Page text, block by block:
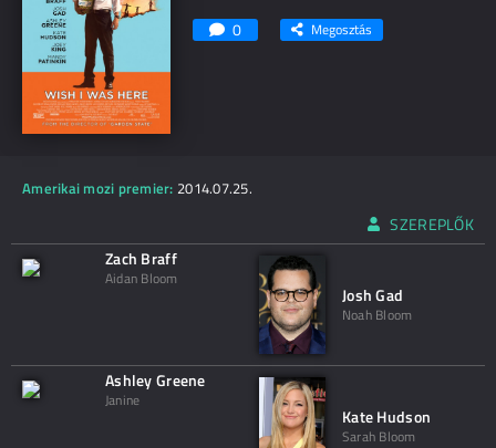
0 Megosztás
Amerikai mozi premier: 2014.07.25.
SZEREPLŐK
Zach Braff
Aidan Bloom
Josh Gad
Noah Bloom
Ashley Greene
Janine
Kate Hudson
Sarah Bloom